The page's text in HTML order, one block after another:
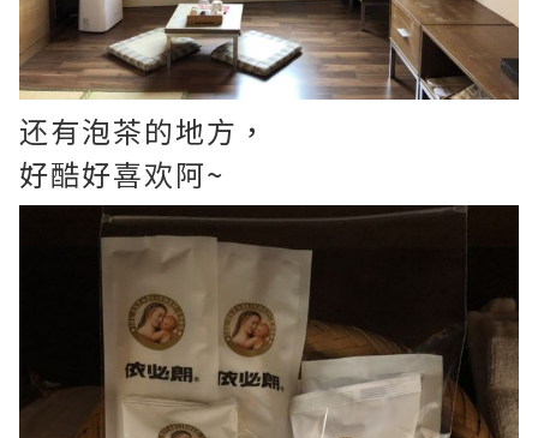
还有泡茶的地方，
好酷好喜欢阿~